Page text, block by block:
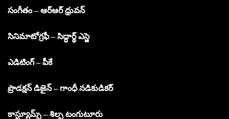
సంగీతం – ఆర్ఆర్ ధ్రువన్
సినిమాటోగ్రఫీ – సిద్ధార్థ్ ఎస్జె
ఎడిటింగ్ – పీకే
ప్రొడక్షన్ డిజైన్ – గాంధీ నడికుడికర్
కాస్ట్యూమ్స్ – శిల్ప టంగుటూరు